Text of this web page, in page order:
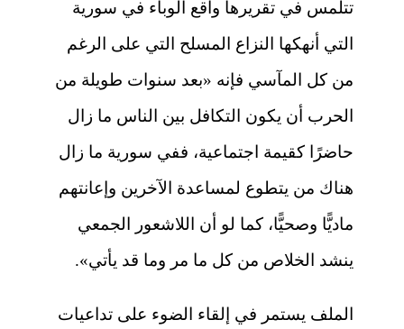
تتلمس في تقريرها واقع الوباء في سورية
التي أنهكها النزاع المسلح التي على الرغم
من كل المآسي فإنه «بعد سنوات طويلة من
الحرب أن يكون التكافل بين الناس ما زال
حاضرًا كقيمة اجتماعية، ففي سورية ما زال
هناك من يتطوع لمساعدة الآخرين وإعانتهم
ماديًّا وصحيًّا، كما لو أن اللاشعور الجمعي
ينشد الخلاص من كل ما مر وما قد يأتي».
الملف يستمر في إلقاء الضوء على تداعيات